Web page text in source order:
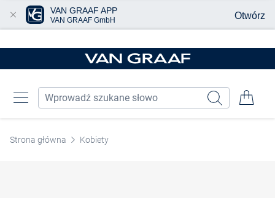
Strona główna Kobiety
VAN GRAAF APP
VAN GRAAF GmbH Otwórz